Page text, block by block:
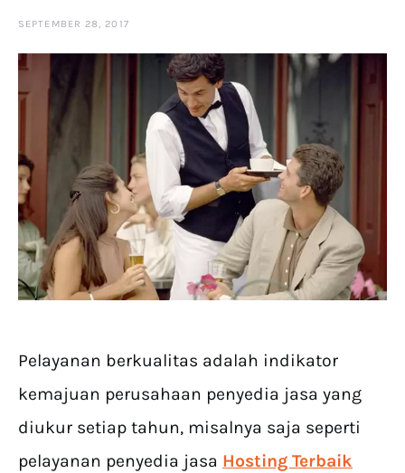
SEPTEMBER 28, 2017
Pelayanan berkualitas adalah indikator
kemajuan perusahaan penyedia jasa yang
diukur setiap tahun, misalnya saja seperti
pelayanan penyedia jasa Hosting Terbaik